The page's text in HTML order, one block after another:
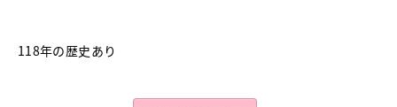
118年の歴史あり